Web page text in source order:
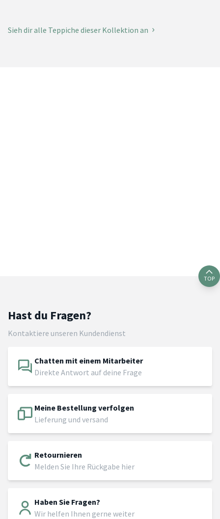
Sieh dir alle Teppiche dieser Kollektion an
TOP
Hast du Fragen?
Kontaktiere unseren Kundendienst
Chatten mit einem Mitarbeiter
Direkte Antwort auf deine Frage
Meine Bestellung verfolgen
Lieferung und versand
Retournieren
Melden Sie Ihre Rückgabe hier
Haben Sie Fragen?
Wir helfen Ihnen gerne weiter